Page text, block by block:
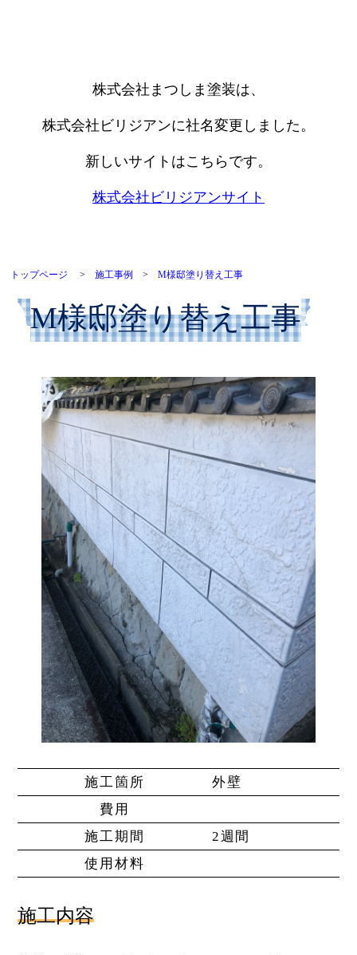
株式会社まつしま塗装は、
株式会社ビリジアンに社名変更しました。
新しいサイトはこちらです。
株式会社ビリジアンサイト
トップページ >施工事例 >M様邸塗り替え工事
M様邸塗り替え工事
施工箇所
外壁
費用
施工期間
2週間
使用材料
施工内容